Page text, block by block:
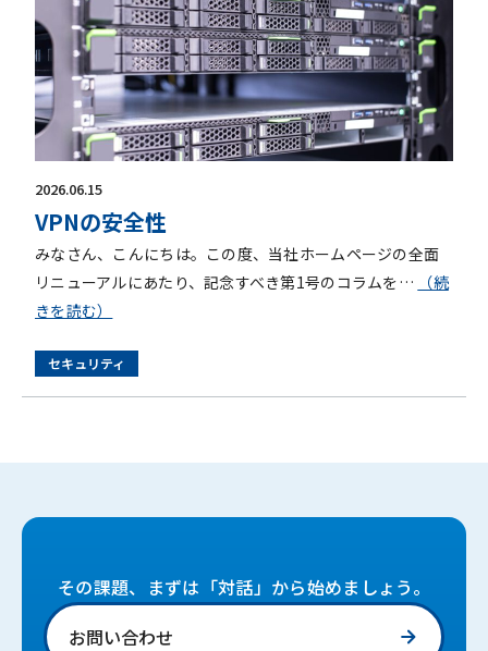
2026.06.15
VPNの安全性
みなさん、こんにちは。この度、当社ホームページの全面
リニューアルにあたり、記念すべき第1号のコラムを…
（続
きを読む）
セキュリティ
その課題、まずは「対話」から始めましょう。
お問い合わせ